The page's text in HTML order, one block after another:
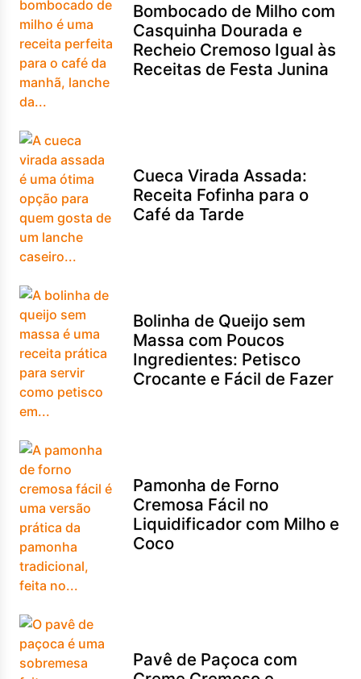
Bombocado de Milho com
Casquinha Dourada e
Recheio Cremoso Igual às
Receitas de Festa Junina
Cueca Virada Assada:
Receita Fofinha para o
Café da Tarde
Bolinha de Queijo sem
Massa com Poucos
Ingredientes: Petisco
Crocante e Fácil de Fazer
Pamonha de Forno
Cremosa Fácil no
Liquidificador com Milho e
Coco
Pavê de Paçoca com